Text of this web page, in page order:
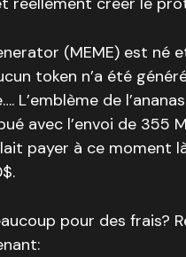
(MEME) est né
token n’a été
L’emblème de
avec l’envoi de 355
payer à ce moment
pour des frais?